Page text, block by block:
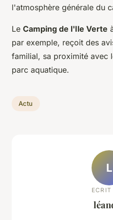
l'atmosphère générale du
Le Camping de l'Ile Verte
par exemple, reçoit des
familial, sa proximité avec
parc aquatique.
Actu
L
ECRIT